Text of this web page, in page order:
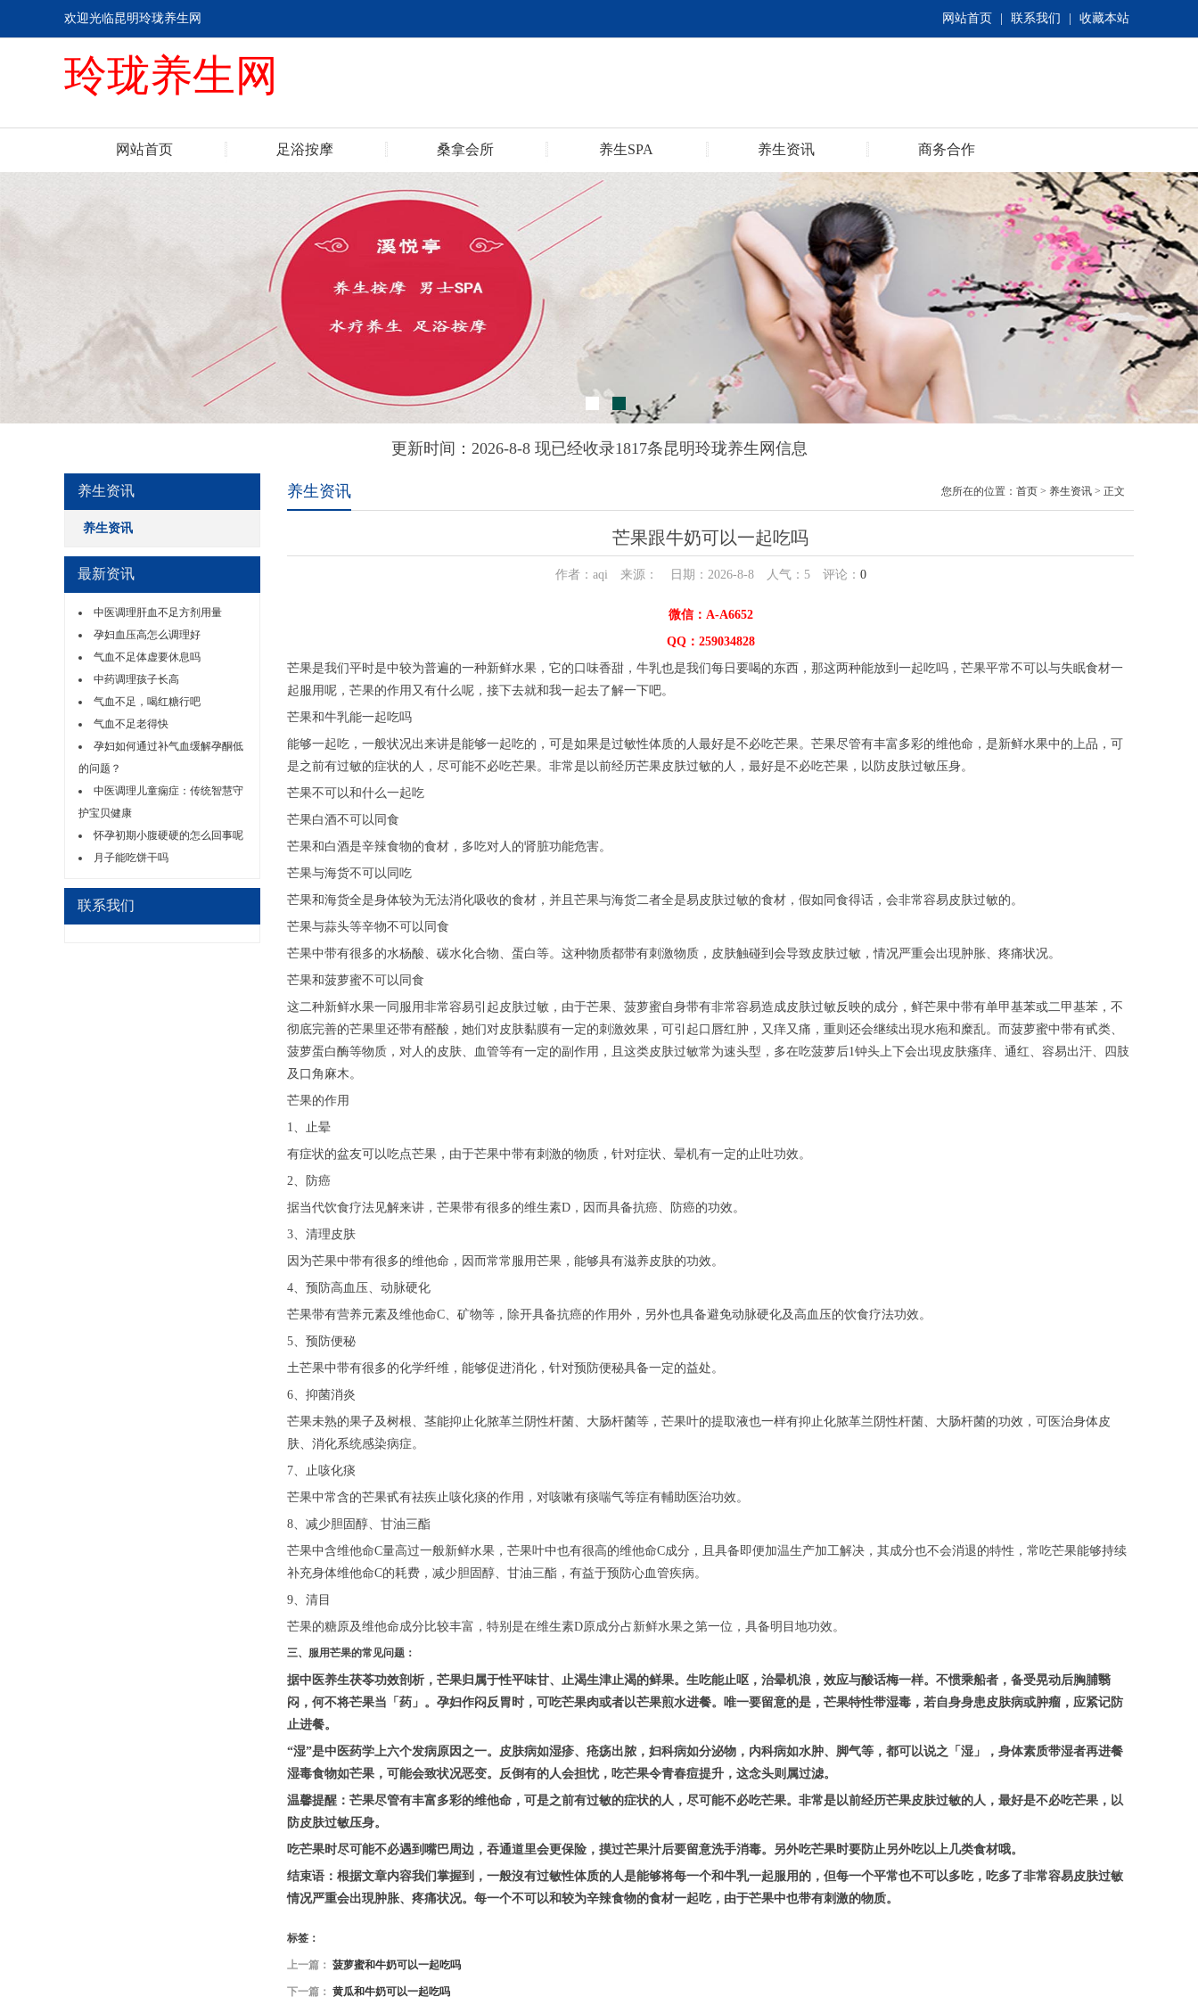
网站首页 联系我们 收藏本站
欢迎光临昆明玲珑养生网
玲珑养生网
网站首页 足浴按摩 桑拿会所 养生SPA 养生资讯 商务合作
更新时间：2026-8-8 现已经收录1817条昆明玲珑养生网信息
养生资讯
养生资讯
最新资讯
中医调理肝血不足方剂用量
孕妇血压高怎么调理好
气血不足体虚要休息吗
中药调理孩子长高
气血不足，喝红糖行吧
气血不足老得快
孕妇如何通过补气血缓解孕酮低
的问题？
中医调理儿童痫症：传统智慧守
护宝贝健康
怀孕初期小腹硬硬的怎么回事呢
月子能吃饼干吗
联系我们
养生资讯 您所在的位置： 首页 > 养生资讯 > 正文
芒果跟牛奶可以一起吃吗
作者：aqi 来源： 日期：2026-8-8 人气： 5评论： 0
微信：A-A6652
QQ：259034828
芒果是我们平时是中较为普遍的一种新鲜水果，它的口味香甜，牛乳也是我们每日要喝的东西，那这两种能放到一起吃吗，芒果平常不可以与失眠食材一
起服用呢，芒果的作用又有什么呢，接下去就和我一起去了解一下吧。
芒果和牛乳能一起吃吗
能够一起吃，一般状况出来讲是能够一起吃的，可是如果是过敏性体质的人最好是不必吃芒果。芒果尽管有丰富多彩的维他命，是新鲜水果中的上品，可
是之前有过敏的症状的人，尽可能不必吃芒果。非常是以前经历芒果皮肤过敏的人，最好是不必吃芒果，以防皮肤过敏压身。
芒果不可以和什么一起吃
芒果白酒不可以同食
芒果和白酒是辛辣食物的食材，多吃对人的肾脏功能危害。
芒果与海货不可以同吃
芒果和海货全是身体较为无法消化吸收的食材，并且芒果与海货二者全是易皮肤过敏的食材，假如同食得话，会非常容易皮肤过敏的。
芒果与蒜头等辛物不可以同食
芒果中带有很多的水杨酸、碳水化合物、蛋白等。这种物质都带有刺激物质，皮肤触碰到会导致皮肤过敏，情况严重会出現肿胀、疼痛状况。
芒果和菠萝蜜不可以同食
这二种新鲜水果一同服用非常容易引起皮肤过敏，由于芒果、菠萝蜜自身带有非常容易造成皮肤过敏反映的成分，鲜芒果中带有单甲基苯或二甲基苯，不
彻底完善的芒果里还带有醛酸，她们对皮肤黏膜有一定的刺激效果，可引起口唇红肿，又痒又痛，重则还会继续出現水疱和糜乱。而菠萝蜜中带有甙类、
菠萝蛋白酶等物质，对人的皮肤、血管等有一定的副作用，且这类皮肤过敏常为速头型，多在吃菠萝后1钟头上下会出現皮肤瘙痒、通红、容易出汗、四肢
及口角麻木。
芒果的作用
1、止晕
有症状的盆友可以吃点芒果，由于芒果中带有刺激的物质，针对症状、晕机有一定的止吐功效。
2、防癌
据当代饮食疗法见解来讲，芒果带有很多的维生素D，因而具备抗癌、防癌的功效。
3、清理皮肤
因为芒果中带有很多的维他命，因而常常服用芒果，能够具有滋养皮肤的功效。
4、预防高血压、动脉硬化
芒果带有营养元素及维他命C、矿物等，除开具备抗癌的作用外，另外也具备避免动脉硬化及高血压的饮食疗法功效。
5、预防便秘
土芒果中带有很多的化学纤维，能够促进消化，针对预防便秘具备一定的益处。
6、抑菌消炎
芒果未熟的果子及树根、茎能抑止化脓革兰阴性杆菌、大肠杆菌等，芒果叶的提取液也一样有抑止化脓革兰阴性杆菌、大肠杆菌的功效，可医治身体皮
肤、消化系统感染病症。
7、止咳化痰
芒果中常含的芒果甙有祛疾止咳化痰的作用，对咳嗽有痰喘气等症有輔助医治功效。
8、减少胆固醇、甘油三酯
芒果中含维他命C量高过一般新鲜水果，芒果叶中也有很高的维他命C成分，且具备即便加温生产加工解决，其成分也不会消退的特性，常吃芒果能够持续
补充身体维他命C的耗费，减少胆固醇、甘油三酯，有益于预防心血管疾病。
9、清目
芒果的糖原及维他命成分比较丰富，特别是在维生素D原成分占新鲜水果之第一位，具备明目地功效。
三、服用芒果的常见问题：
据中医养生茯苓功效剖析，芒果归属于性平味甘、止渴生津止渴的鲜果。生吃能止呕，治晕机浪，效应与酸话梅一样。不惯乘船者，备受晃动后胸脯翳
闷，何不将芒果当「药」。孕妇作闷反胃时，可吃芒果肉或者以芒果煎水进餐。唯一要留意的是，芒果特性带湿毒，若自身身患皮肤病或肿瘤，应紧记防
止进餐。
“湿”是中医药学上六个发病原因之一。皮肤病如湿疹、疮疡出脓，妇科病如分泌物，内科病如水肿、脚气等，都可以说之「湿」，身体素质带湿者再进餐
湿毒食物如芒果，可能会致状况恶变。反倒有的人会担忧，吃芒果令青春痘提升，这念头则属过滤。
温馨提醒：芒果尽管有丰富多彩的维他命，可是之前有过敏的症状的人，尽可能不必吃芒果。非常是以前经历芒果皮肤过敏的人，最好是不必吃芒果，以
防皮肤过敏压身。
吃芒果时尽可能不必遇到嘴巴周边，吞通道里会更保险，摸过芒果汁后要留意洗手消毒。另外吃芒果时要防止另外吃以上几类食材哦。
结束语：根据文章内容我们掌握到，一般沒有过敏性体质的人是能够将每一个和牛乳一起服用的，但每一个平常也不可以多吃，吃多了非常容易皮肤过敏
情况严重会出現肿胀、疼痛状况。每一个不可以和较为辛辣食物的食材一起吃，由于芒果中也带有刺激的物质。
标签：
上一篇： 菠萝蜜和牛奶可以一起吃吗
下一篇： 黄瓜和牛奶可以一起吃吗